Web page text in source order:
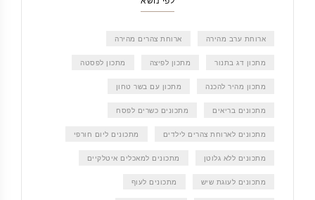
ארוחת ערב מהירה ארוחת צהרים מהירה
מתכון דג בתנור מתכון לפיצה מתכון לפסטה
מתכון מהיר להכנה מתכון עם בשר טחון
מתכונים בריאים מתכונים כשרים לפסח
מתכונים לארוחת צהרים לילדים מתכונים ליום חורפי
מתכונים ללא גלוטן מתכונים למאכלים איטלקיים
מתכונים לעוגת שיש מתכונים לעוף